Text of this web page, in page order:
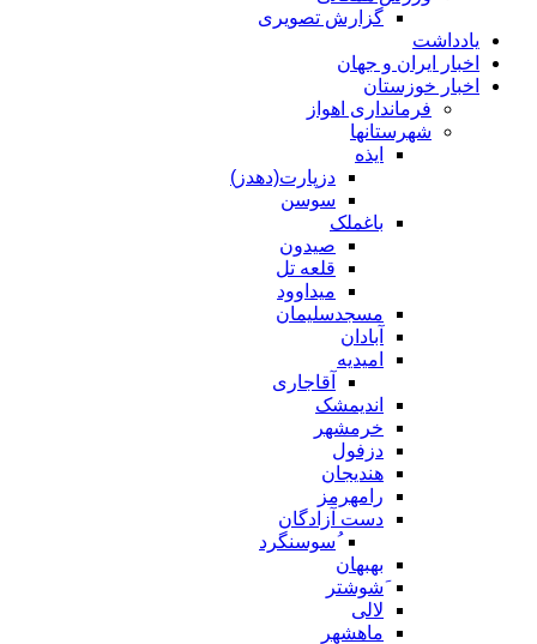
گزارش تصویری
یادداشت
اخبار ایران و جهان
اخبار خوزستان
فرمانداری اهواز
شهرستانها
ایذه
دزپارت(دهدز)
سوسن
باغملک
صیدون
قلعه تل
میداوود
مسجدسلیمان
آبادان
امیدیه
آقاجاری
اندیمشک
خرمشهر
دزفول
هندیجان
رامهرمز
دست آزادگان
ُسوسنگرد
بهبهان
َشوشتر
لالی
ماهشهر